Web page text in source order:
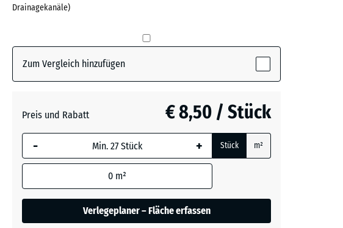
Farbpalette
(active)
Granit
Englischer
Drainagekanäle)
Zum Vergleich hinzufügen
Preis und Rabatt € 8,50 / Stück
- + Stück m²
0 m²
Verlegeplaner – Fläche erfassen